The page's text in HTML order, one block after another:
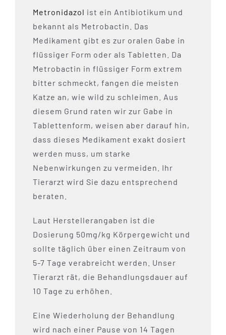
Metronidazol ist ein Antibiotikum und
bekannt als Metrobactin. Das
Medikament gibt es zur oralen Gabe in
flüssiger Form oder als Tabletten. Da
Metrobactin in flüssiger Form extrem
bitter schmeckt, fangen die meisten
Katze an, wie wild zu schleimen. Aus
diesem Grund raten wir zur Gabe in
Tablettenform, weisen aber darauf hin,
dass dieses Medikament exakt dosiert
werden muss, um starke
Nebenwirkungen zu vermeiden. Ihr
Tierarzt wird Sie dazu entsprechend
beraten.
Laut Herstellerangaben ist die
Dosierung 50mg/kg Körpergewicht und
sollte täglich über einen Zeitraum von
5-7 Tage verabreicht werden. Unser
Tierarzt rät, die Behandlungsdauer auf
10 Tage zu erhöhen.
Eine Wiederholung der Behandlung
wird nach einer Pause von 14 Tagen